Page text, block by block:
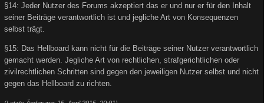
§14: Jeder Nutzer des Forums akzeptiert das er und nur er für den Inhalt
seiner Beiträge verantwortlich ist und jegliche Art von Konsequenzen
selbst trägt.
§15: Das Hellboard kann nicht für die Beiträge seiner Nutzer verantwortlich
gemacht werden. Jegliche Art von rechtlichen, strafgerichtlichen oder
zivilrechtlichen Schritten sind gegen den jeweiligen Nutzer selbst und nicht
gegen das Hellboard zu richten.